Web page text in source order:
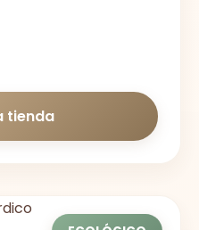
tienda